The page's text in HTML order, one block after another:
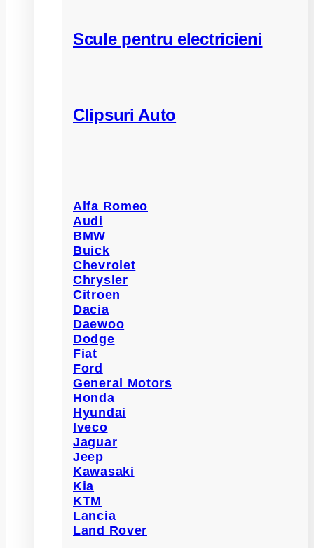
Scule pentru electricieni
Clipsuri Auto
Alfa Romeo
Audi
BMW
Buick
Chevrolet
Chrysler
Citroen
Dacia
Daewoo
Dodge
Fiat
Ford
General Motors
Honda
Hyundai
Iveco
Jaguar
Jeep
Kawasaki
Kia
KTM
Lancia
Land Rover